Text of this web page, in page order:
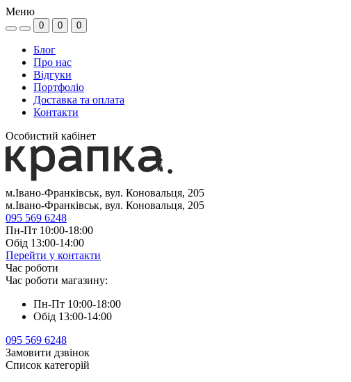
Меню
0 0 0
Блог
Про нас
Відгуки
Портфоліо
Доставка та оплата
Контакти
Особистий кабінет
м.Івано-Франківськ, вул. Коновальця, 205
м.Івано-Франківськ, вул. Коновальця, 205
095 569 6248
Пн-Пт 10:00-18:00
Обід 13:00-14:00
Перейти у контакти
Час роботи
Час роботи магазину:
Пн-Пт 10:00-18:00
Обід 13:00-14:00
095 569 6248
Замовити дзвінок
Список категорій